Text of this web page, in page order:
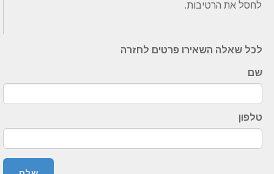
לחסל את הרטיבות.
לכל שאלה השאירו פרטים לחזרה
שם
טלפון